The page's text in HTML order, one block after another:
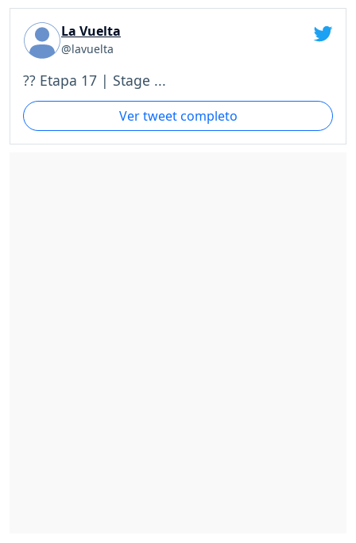
La Vuelta
@lavuelta
?? Etapa 17 | Stage ...
Ver tweet completo